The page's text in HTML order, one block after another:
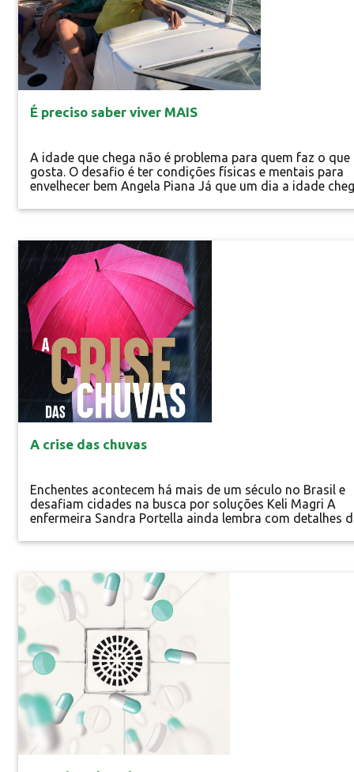
É preciso saber viver MAIS
A idade que chega não é problema para quem faz o que
gosta. O desafio é ter condições físicas e mentais para
envelhecer bem Angela Piana Já que um dia a idade
avanço na medicina, melhora na renda, acesso ao
básico são fatores que...
Especial
A crise das chuvas
Enchentes acontecem há mais de um século no Brasil e
desafiam cidades na busca por soluções Keli Magri A
enfermeira Sandra Portella ainda lembra com detalhes
em Itajaí, cidade litorânea de Santa Catarina. A chuva
questão de horas deixou 85% da cidade submersa e...
Especial